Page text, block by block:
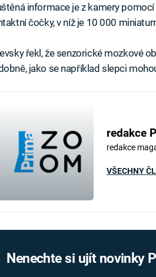
informace je z kamery
čočky, v níž je 10 000
řekl, že senzorické mozkové
jako se například slepci
redakce
redakce
VŠECHNY
Nenechte si ujít novinky